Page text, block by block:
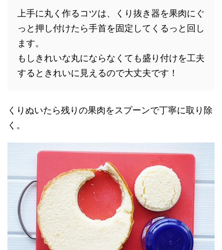
上手に丸く作るコツは、くり抜き器を果肉にぐ
っと押し付けたら手首を固定してくるっと回し
ます。
もしきれいな丸にならなくても盛り付けを工夫
するときれいに見えるので大丈夫です！
くりぬいたら残りの果肉をスプーンで丁寧に取り除
く。